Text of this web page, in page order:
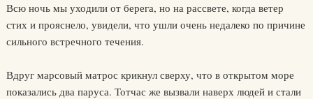
Всю ночь мы уходили от берега, но на рассвете, когда ветер
стих и прояснело, увидели, что ушли очень недалеко по причине
сильного встречного течения.
Вдруг марсовый матрос крикнул сверху, что в открытом море
показались два паруса. Тотчас же вызвали наверх людей и стали